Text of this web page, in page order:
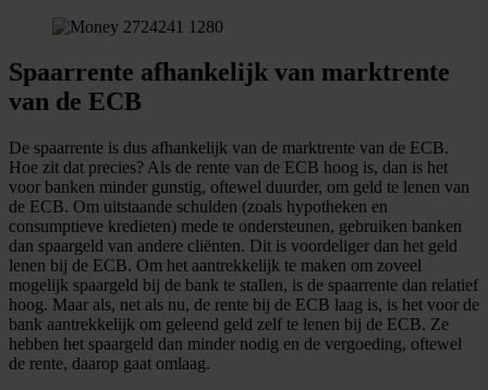
Spaarrente afhankelijk van marktrente
van de ECB
De spaarrente is dus afhankelijk van de marktrente van de ECB.
Hoe zit dat precies? Als de rente van de ECB hoog is, dan is het
voor banken minder gunstig, oftewel duurder, om geld te lenen van
de ECB. Om uitstaande schulden (zoals hypotheken en
consumptieve kredieten) mede te ondersteunen, gebruiken banken
dan spaargeld van andere cliënten. Dit is voordeliger dan het geld
lenen bij de ECB. Om het aantrekkelijk te maken om zoveel
mogelijk spaargeld bij de bank te stallen, is de spaarrente dan relatief
hoog. Maar als, net als nu, de rente bij de ECB laag is, is het voor de
bank aantrekkelijk om geleend geld zelf te lenen bij de ECB. Ze
hebben het spaargeld dan minder nodig en de vergoeding, oftewel
de rente, daarop gaat omlaag.